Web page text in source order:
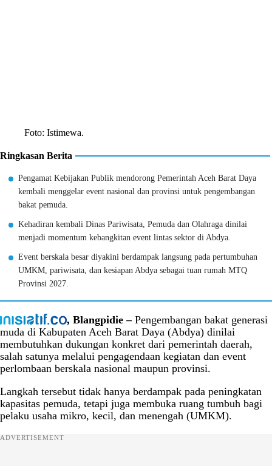
Foto: Istimewa.
Ringkasan Berita
Pengamat Kebijakan Publik mendorong Pemerintah Aceh Barat Daya
kembali menggelar event nasional dan provinsi untuk pengembangan
bakat pemuda.
Kehadiran kembali Dinas Pariwisata, Pemuda dan Olahraga dinilai
menjadi momentum kebangkitan event lintas sektor di Abdya.
Event berskala besar diyakini berdampak langsung pada pertumbuhan
UMKM, pariwisata, dan kesiapan Abdya sebagai tuan rumah MTQ
Provinsi 2027.
, Blangpidie –Pengembangan bakat generasi
muda di Kabupaten Aceh Barat Daya (Abdya) dinilai
membutuhkan dukungan konkret dari pemerintah daerah,
salah satunya melalui pengagendaan kegiatan dan event
perlombaan berskala nasional maupun provinsi.
Langkah tersebut tidak hanya berdampak pada peningkatan
kapasitas pemuda, tetapi juga membuka ruang tumbuh bagi
pelaku usaha mikro, kecil, dan menengah (UMKM).
ADVERTISEMENT